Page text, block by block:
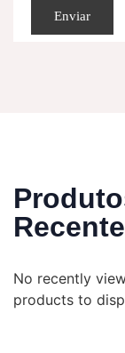
No recently
products to